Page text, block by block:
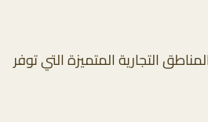
التجارية المتميزة التي توفر